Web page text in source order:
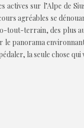
actives sur l’Alpe de
agréables se
tout-terrain, des plus
le panorama
la seule chose